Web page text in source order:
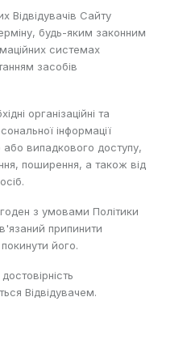
Відвідувачів Сайту
будь-яким законним
системах
засобів
організаційні та
інформації
або випадкового доступу,
поширення, а також від
з умовами Політики
припинити
його.
Відвідувачем.